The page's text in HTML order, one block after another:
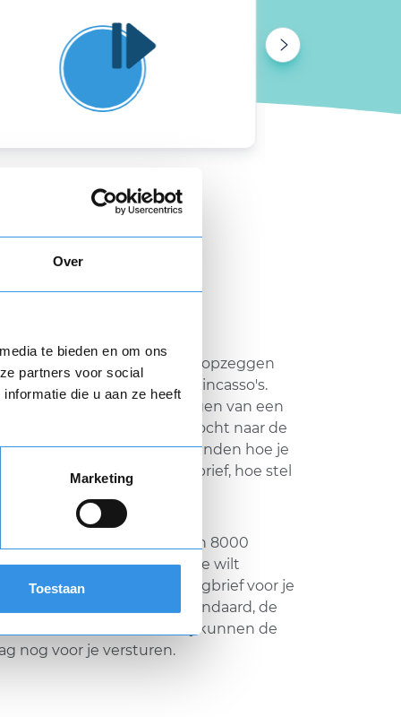
Over
te bieden en om ons
partners voor social
die u aan ze heeft
Marketing
Toestaan
die je helpt met het opzeggen
en automatische incasso's.
problemen met het opzeggen van een
Start je weer een zoektocht naar de
Of kun je simpelweg niet vinden hoe je
En dan nog de opzegbrief, hoe stel
opzegbrieven voor meer dan 8000
het bedrijf of instelling die je wilt
en snel een opzegbrief voor je
gebruik van de standaard, de
verzendservice en wij kunnen de
nog voor je versturen.